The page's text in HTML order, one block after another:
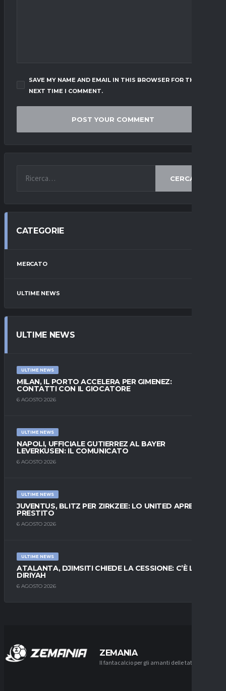
SAVE MY NAME AND EMAIL IN THIS BROWSER FOR THE
NEXT TIME I COMMENT.
CERCA
CATEGORIE
MERCATO
ULTIME NEWS
ULTIME NEWS
ULTIME NEWS
MILAN, IL PORTO ACCELERA PER GIMENEZ:
CONTATTI CON IL GIOCATORE
6 AGOSTO 2026
ULTIME NEWS
NAPOLI, UFFICIALE GUTIERREZ AL BAYER
LEVERKUSEN: IL COMUNICATO
6 AGOSTO 2026
ULTIME NEWS
JUVENTUS, BLITZ PER ZIRKZEE: LO UNITED APRE AL
PRESTITO
6 AGOSTO 2026
ULTIME NEWS
ATALANTA, DJIMSITI CHIEDE LA CESSIONE: C’È L’AL-
DIRIYAH
6 AGOSTO 2026
ZEMANIA
Il fantacalcio per gli amanti delle tattiche